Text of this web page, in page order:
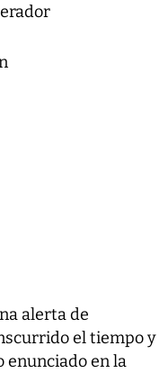
alerta de
el tiempo y
enunciado en la